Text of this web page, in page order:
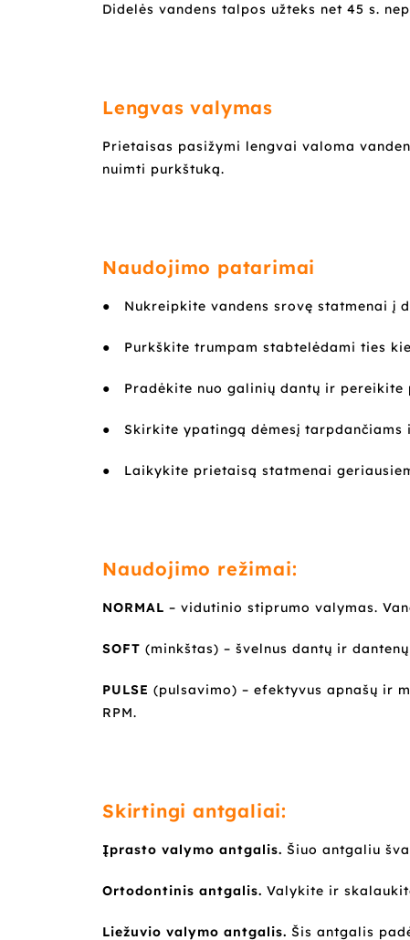
Didelės vandens talpos užteks net 45 s.
Lengvas valymas
Prietaisas pasižymi lengvai valoma
nuimti purkštuką.
Naudojimo patarimai
● Nukreipkite vandens srovę statmenai į
● Purkškite trumpam stabtelėdami ties
● Pradėkite nuo galinių dantų ir pereikite
● Skirkite ypatingą dėmesį tarpdančiams
● Laikykite prietaisą statmenai
Naudojimo režimai:
NORMAL – vidutinio stiprumo valymas.
SOFT (minkštas) – švelnus dantų ir
PULSE (pulsavimo) – efektyvus apnašų ir
RPM.
Skirtingi antgaliai:
Įprasto valymo antgalis. Šiuo antgaliu
Ortodontinis antgalis. Valykite ir
Liežuvio valymo antgalis. Šis antgalis